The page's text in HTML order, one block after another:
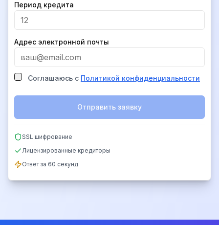
Период кредита
Адрес электронной почты
Соглашаюсь с Политикой конфиденциальности
Отправить заявку
SSL шифрование
Лицензированные кредиторы
Ответ за 60 секунд